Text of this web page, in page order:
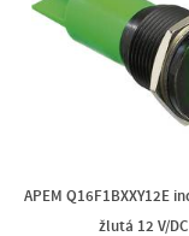
APEM Q16F1BXXY12E
žlutá 12 V/DC